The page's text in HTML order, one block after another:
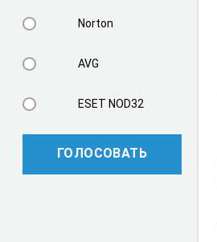
Norton
AVG
ESET NOD32
ГОЛОСОВАТЬ